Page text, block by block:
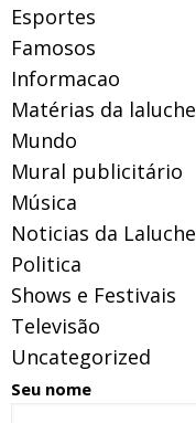
Esportes
Famosos
Informacao
Matérias da laluche
Mundo
Mural publicitário
Música
Noticias da Laluche
Politica
Shows e Festivais
Televisão
Uncategorized
Seu nome